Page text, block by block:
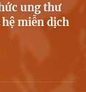
ung thư
miễn dịch